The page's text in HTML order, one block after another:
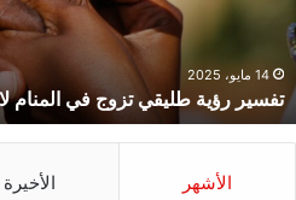
لابن
سيرين
والنابلسي
14 مايو، 2025
تفسير رؤية طليقي تزوج في المنام
الأشهر الأخيرة